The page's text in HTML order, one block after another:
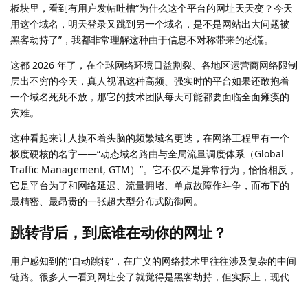
板块里，看到有用户发帖吐槽“为什么这个平台的网址天天变？今天
用这个域名，明天登录又跳到另一个域名，是不是网站出大问题被
黑客劫持了”，我都非常理解这种由于信息不对称带来的恐慌。
这都 2026 年了，在全球网络环境日益割裂、各地区运营商网络限制
层出不穷的今天，真人视讯这种高频、强实时的平台如果还敢抱着
一个域名死死不放，那它的技术团队每天可能都要面临全面瘫痪的
灾难。
这种看起来让人摸不着头脑的频繁域名更迭，在网络工程里有一个
极度硬核的名字——“动态域名路由与全局流量调度体系（Global
Traffic Management, GTM）”。它不仅不是异常行为，恰恰相反，
它是平台为了和网络延迟、流量拥堵、单点故障作斗争，而布下的
最精密、最昂贵的一张超大型分布式防御网。
跳转背后，到底谁在动你的网址？
用户感知到的“自动跳转”，在广义的网络技术里往往涉及复杂的中间
链路。很多人一看到网址变了就觉得是黑客劫持，但实际上，现代